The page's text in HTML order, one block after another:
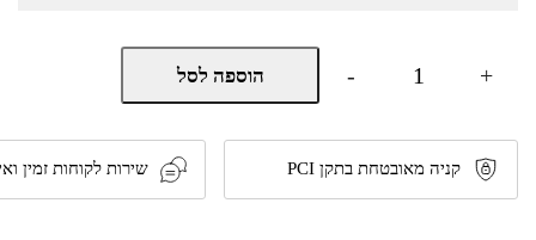
-
מיטה
ברוחב
וחצי
+ הוספה לסל
קניה מאובטחת בתקן PCI שירות לקוחות זמין